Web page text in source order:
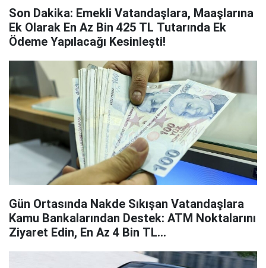
Son Dakika: Emekli Vatandaşlara, Maaşlarına
Ek Olarak En Az Bin 425 TL Tutarında Ek
Ödeme Yapılacağı Kesinleşti!
Gün Ortasında Nakde Sıkışan Vatandaşlara
Kamu Bankalarından Destek: ATM Noktalarını
Ziyaret Edin, En Az 4 Bin TL...